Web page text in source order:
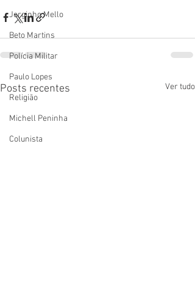
Jorginho Mello
Beto Martins
Polícia Militar
Paulo Lopes
Religião
Michell Peninha
Colunista
Posts recentes Ver tudo